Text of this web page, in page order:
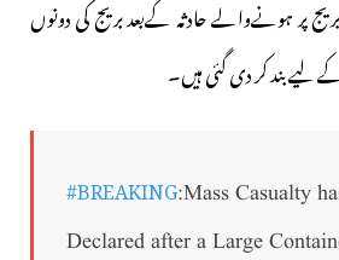
پر ہونےوالے حادثہ کےبعد بریج کی دونوں
لیے بند کر دی گئی ہیں۔
#BREAKING:Mass Casualty
Declared after a Large